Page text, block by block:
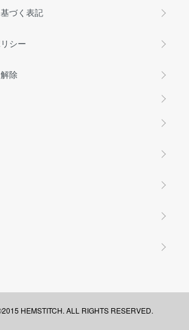
づく表記
シー
除
HEMSTITCH. ALL RIGHTS RESERVED.